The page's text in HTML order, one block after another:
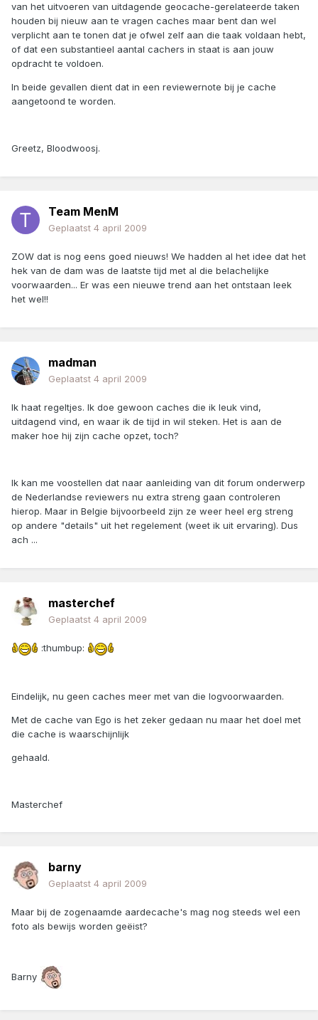
van het uitvoeren van uitdagende geocache-gerelateerde taken
houden bij nieuw aan te vragen caches maar bent dan wel
verplicht aan te tonen dat je ofwel zelf aan die taak voldaan hebt,
of dat een substantieel aantal cachers in staat is aan jouw
opdracht te voldoen.
In beide gevallen dient dat in een reviewernote bij je cache
aangetoond te worden.
Greetz, Bloodwoosj.
Team MenM
Geplaatst 4 april 2009
ZOW dat is nog eens goed nieuws! We hadden al het idee dat het
hek van de dam was de laatste tijd met al die belachelijke
voorwaarden... Er was een nieuwe trend aan het ontstaan leek
het wel!!
madman
Geplaatst 4 april 2009
Ik haat regeltjes. Ik doe gewoon caches die ik leuk vind,
uitdagend vind, en waar ik de tijd in wil steken. Het is aan de
maker hoe hij zijn cache opzet, toch?
Ik kan me voostellen dat naar aanleiding van dit forum onderwerp
de Nederlandse reviewers nu extra streng gaan controleren
hierop. Maar in Belgie bijvoorbeeld zijn ze weer heel erg streng
op andere "details" uit het regelement (weet ik uit ervaring). Dus
ach ...
masterchef
Geplaatst 4 april 2009
:thumbup:
Eindelijk, nu geen caches meer met van die logvoorwaarden.
Met de cache van Ego is het zeker gedaan nu maar het doel met
die cache is waarschijnlijk
gehaald.
Masterchef
barny
Geplaatst 4 april 2009
Maar bij de zogenaamde aardecache's mag nog steeds wel een
foto als bewijs worden geëist?
Barny